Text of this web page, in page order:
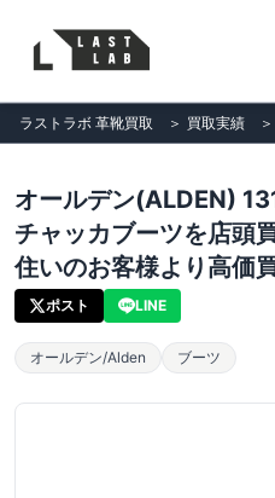
ラストラボ 革靴買取 ＞ 買取実績 ＞
オールデン(ALDEN)
チャッカブーツを店頭
住いのお客様より高価
ポスト LINE
オールデン/Alden ブーツ